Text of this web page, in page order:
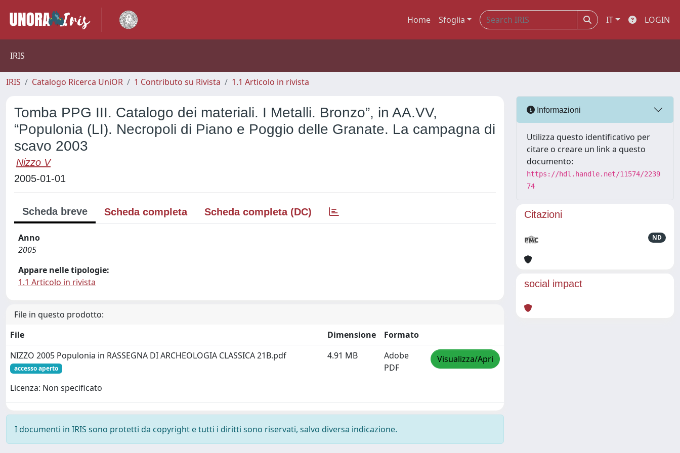
Home Sfoglia IT LOGIN
IRIS
IRIS Catalogo Ricerca UniOR 1 Contributo su Rivista 1.1 Articolo in rivista
Tomba PPG III. Catalogo dei materiali. I Metalli. Bronzo”, in AA.VV,
“Populonia (LI). Necropoli di Piano e Poggio delle Granate. La campagna di
scavo 2003
Nizzo V
2005-01-01
Scheda breve Scheda completa Scheda completa (DC)
Anno
2005
Appare nelle tipologie:
1.1 Articolo in rivista
File in questo prodotto:
File
Dimensione
Formato
NIZZO 2005 Populonia in RASSEGNA DI ARCHEOLOGIA CLASSICA 21B.pdf
accesso aperto
Licenza: Non specificato
4.91 MB
Adobe
PDF
Visualizza/Apri
I documenti in IRIS sono protetti da copyright e tutti i diritti sono riservati, salvo diversa indicazione.
Informazioni
Utilizza questo identificativo per
citare o creare un link a questo
documento:
https://hdl.handle.net/11574/2239
74
Citazioni
ND
social impact